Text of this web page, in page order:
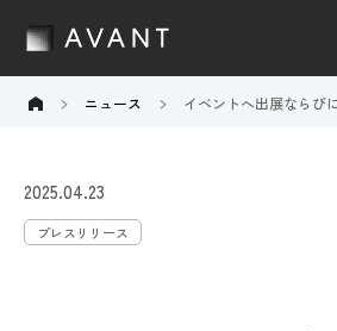
ニュース イベントへ出展ならび
2025.04.23
プレスリリース